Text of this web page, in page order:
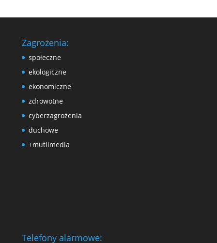
Zagrożenia:
społeczne
ekologiczne
ekonomiczne
zdrowotne
cyberzagrożenia
duchowe
+mutlimedia
Telefony alarmowe: